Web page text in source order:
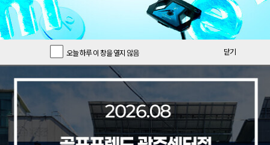
오늘 하루 이 창을 열지 않음 닫기